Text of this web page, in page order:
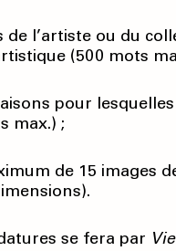
l’artiste ou du
(500 mots
pour
max.) ;
de 15 images
se fera par